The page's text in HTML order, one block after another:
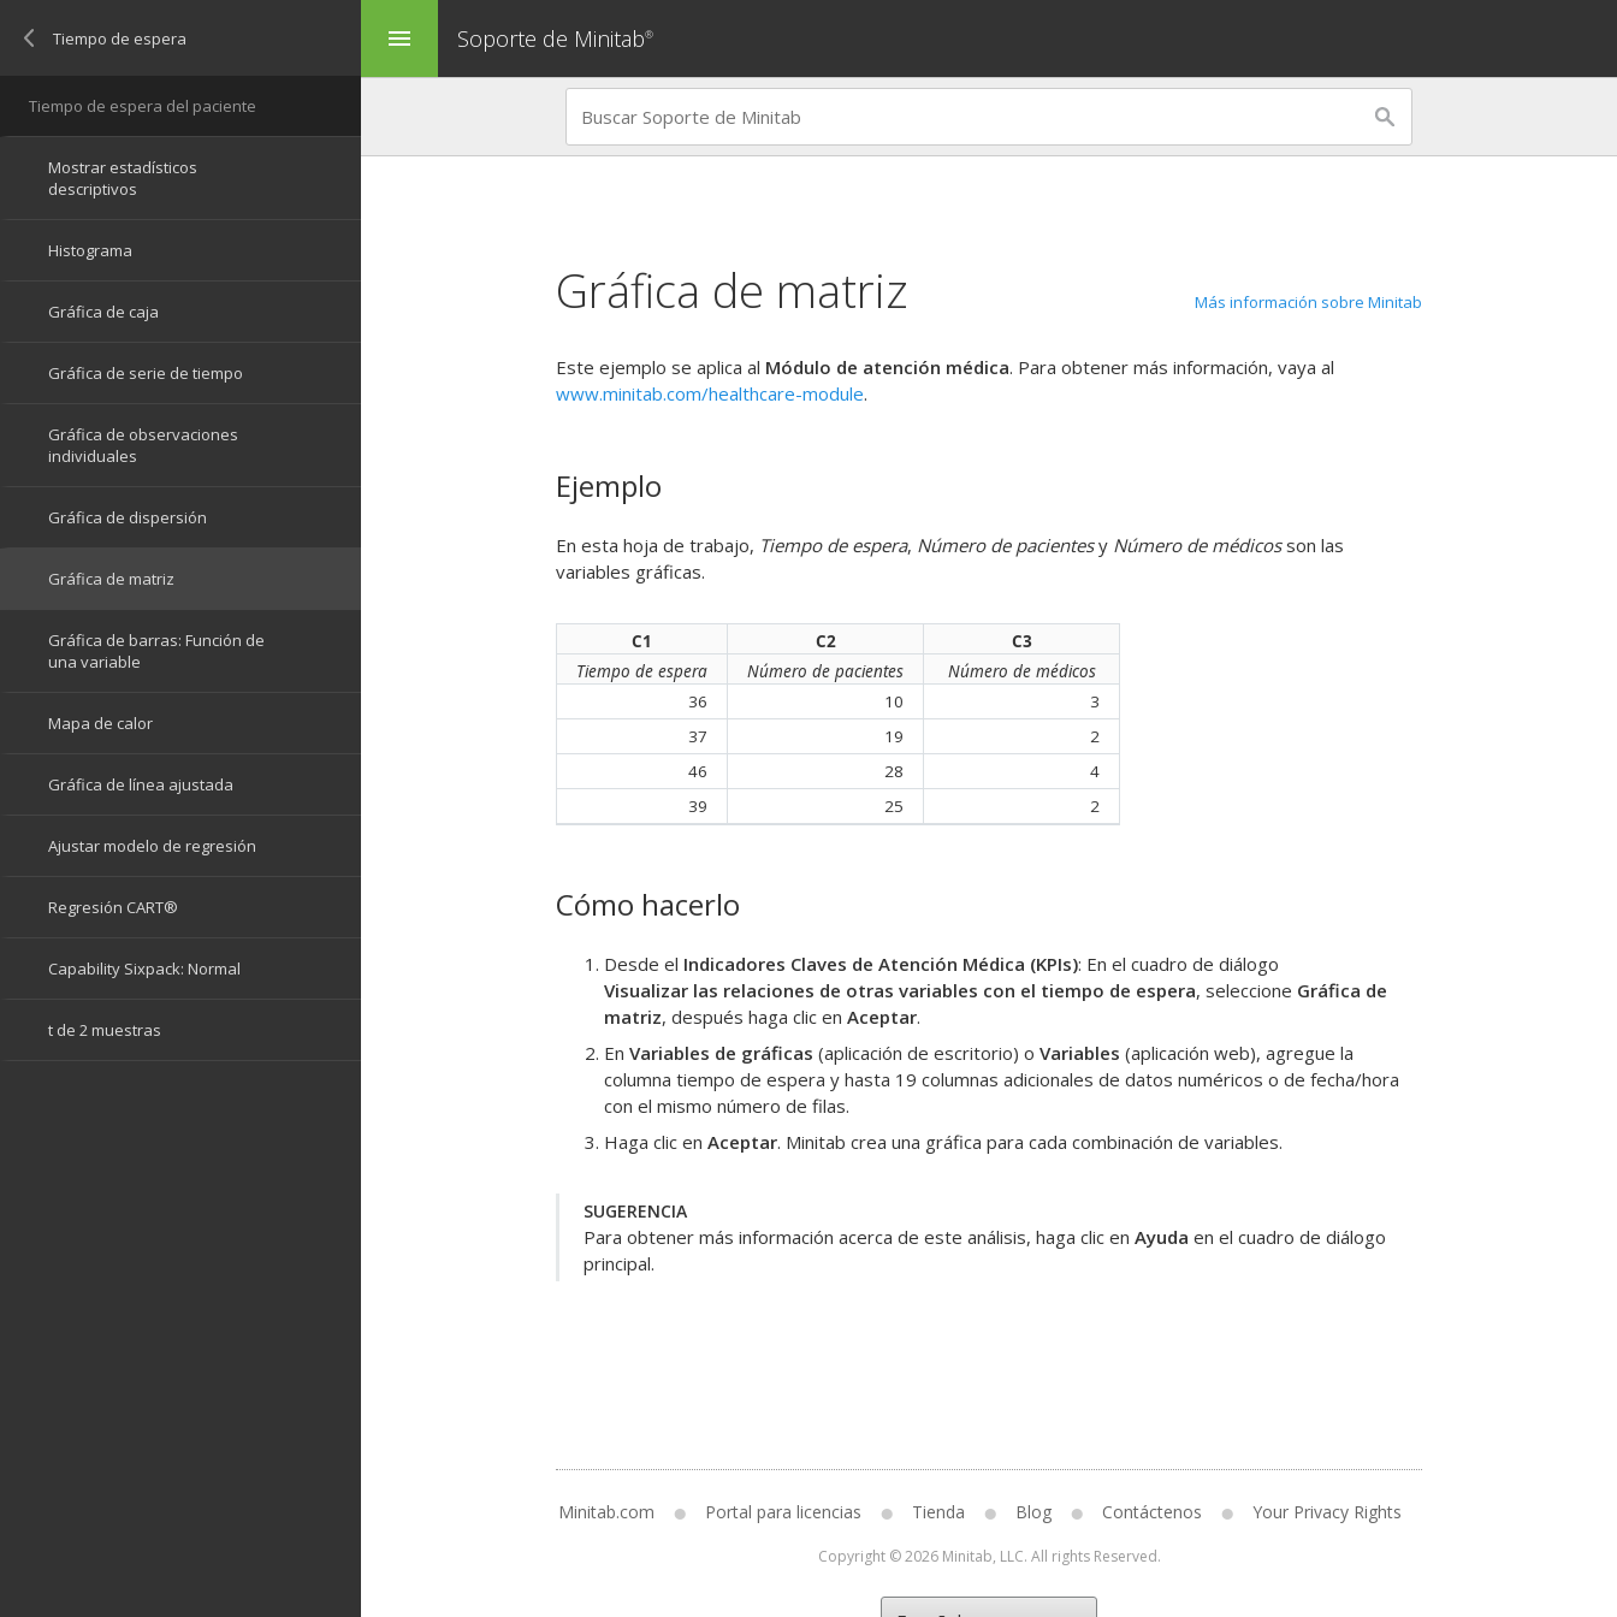
menu Soporte de Minitab®
Gráfica de matriz Más información sobre Minitab
Este ejemplo se aplica al Módulo de atención médica. Para obtener más información, vaya al
www.minitab.com/healthcare-module.
Ejemplo
En esta hoja de trabajo, Tiempo de espera, Número de pacientesy Número de médicosson las
variables gráficas.
C1 C2
C3
Tiempo de espera
Número de pacientes
Número de médicos
36
10
3
37
19
2
46
28
4
39
25 2
Cómo hacerlo
Desde el Indicadores Claves de Atención Médica (KPIs): En el cuadro de diálogo
Visualizar las relaciones de otras variables con el tiempo de espera, seleccione Gráfica de
matriz, después haga clic en Aceptar.
En Variables de gráficas (aplicación de escritorio) o Variables (aplicación web), agregue la
columna tiempo de espera y hasta 19 columnas adicionales de datos numéricos o de fecha/hora
con el mismo número de filas.
Haga clic en Aceptar. Minitab crea una gráfica para cada combinación de variables.
SUGERENCIA
Para obtener más información acerca de este análisis, haga clic en Ayuda en el cuadro de diálogo
principal.
Minitab.com Portal para licencias Tienda Blog Contáctenos Your Privacy Rights
Copyright © 2026 Minitab, LLC. All rights Reserved.